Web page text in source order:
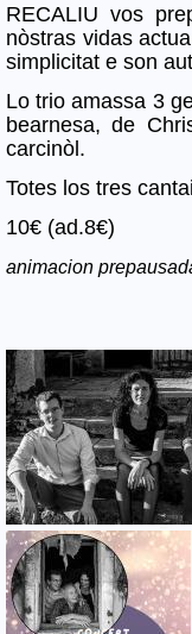
RECALIU vos
nòstras vidas
simplicitat e son
Lo trio amassa 3
bearnesa, de
carcinòl.
Totes los tres
10€ (ad.8€)
animacion